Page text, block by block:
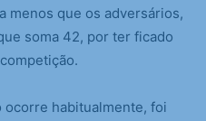
menos que os adversários,
soma 42, por ter ficado
ocorre habitualmente, foi